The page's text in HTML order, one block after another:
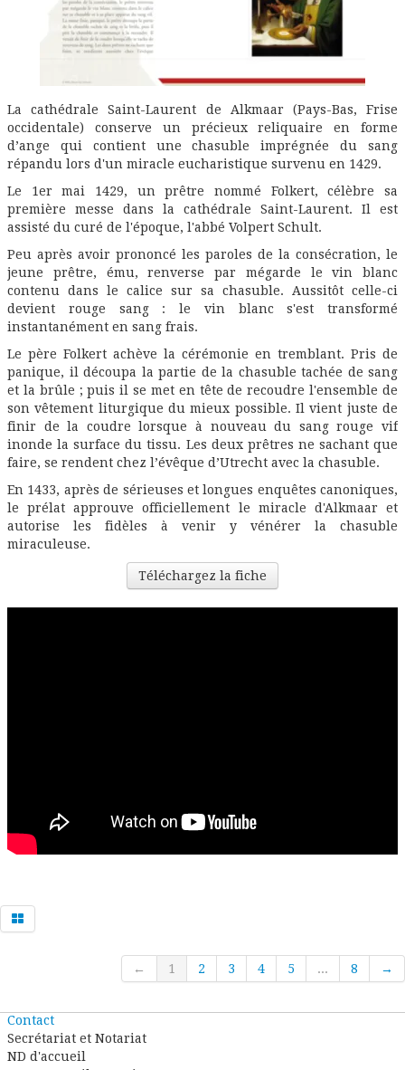
La cathédrale Saint-Laurent de Alkmaar (Pays-Bas, Frise
occidentale) conserve un précieux reliquaire en forme
d’ange qui contient une chasuble imprégnée du sang
répandu lors d'un miracle eucharistique survenu en 1429.
Le 1er mai 1429, un prêtre nommé Folkert, célèbre sa
première messe dans la cathédrale Saint-Laurent. Il est
assisté du curé de l'époque, l'abbé Volpert Schult.
Peu après avoir prononcé les paroles de la consécration, le
jeune prêtre, ému, renverse par mégarde le vin blanc
contenu dans le calice sur sa chasuble. Aussitôt celle-ci
devient rouge sang : le vin blanc s'est transformé
instantanément en sang frais.
Le père Folkert achève la cérémonie en tremblant. Pris de
panique, il découpa la partie de la chasuble tachée de sang
et la brûle ; puis il se met en tête de recoudre l'ensemble de
son vêtement liturgique du mieux possible. Il vient juste de
finir de la coudre lorsque à nouveau du sang rouge vif
inonde la surface du tissu. Les deux prêtres ne sachant que
faire, se rendent chez l’évêque d’Utrecht avec la chasuble.
En 1433, après de sérieuses et longues enquêtes canoniques,
le prélat approuve officiellement le miracle d'Alkmaar et
autorise les fidèles à venir y vénérer la chasuble
miraculeuse.
Téléchargez la fiche
← 1 2 3 4 5 ... 8 →
Contact
Secrétariat et Notariat
ND d'accueil